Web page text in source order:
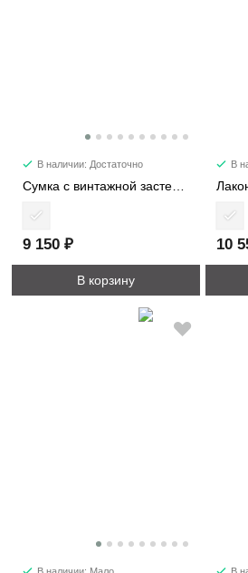
В наличии: Достаточно
9 150 ₽
В корзину
В
10